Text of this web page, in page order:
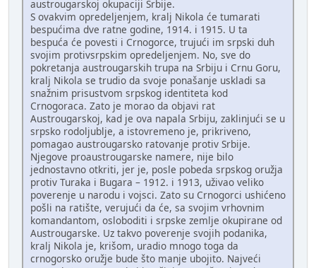
austrougarskoj okupaciji Srbije.
S ovakvim opredeljenjem, kralj Nikola će tumarati
bespućima dve ratne godine, 1914. i 1915. U ta
bespuća će povesti i Crnogorce, trujući im srpski duh
svojim protivsrpskim opredeljenjem. No, sve do
pokretanja austrougarskih trupa na Srbiju i Crnu Goru,
kralj Nikola se trudio da svoje ponašanje uskladi sa
snažnim prisustvom srpskog identiteta kod
Crnogoraca. Zato je morao da objavi rat
Austrougarskoj, kad je ova napala Srbiju, zaklinjući se u
srpsko rodoljublje, a istovremeno je, prikriveno,
pomagao austrougarsko ratovanje protiv Srbije.
Njegove proaustrougarske namere, nije bilo
jednostavno otkriti, jer je, posle pobeda srpskog oružja
protiv Turaka i Bugara – 1912. i 1913, uživao veliko
poverenje u narodu i vojsci. Zato su Crnogorci ushićeno
pošli na ratište, verujući da će, sa svojim vrhovnim
komandantom, osloboditi i srpske zemlje okupirane od
Austrougarske. Uz takvo poverenje svojih podanika,
kralj Nikola je, krišom, uradio mnogo toga da
crnogorsko oružje bude što manje ubojito. Najveći